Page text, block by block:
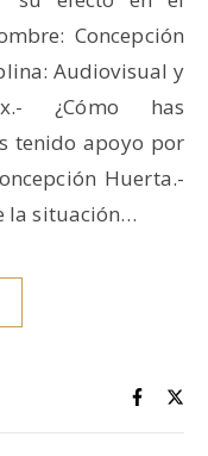
Concepción
Audiovisual y
¿Cómo has
tenido apoyo por
Huerta.-
la situación…